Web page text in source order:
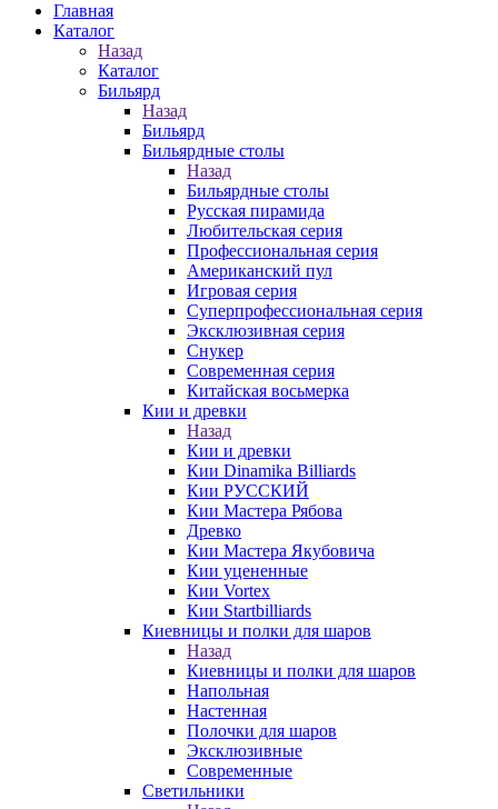
Главная
Каталог
Назад
Каталог
Бильярд
Назад
Бильярд
Бильярдные столы
Назад
Бильярдные столы
Русская пирамида
Любительская серия
Профессиональная серия
Американский пул
Игровая серия
Суперпрофессиональная серия
Эксклюзивная серия
Снукер
Современная серия
Китайская восьмерка
Кии и древки
Назад
Кии и древки
Кии Dinamika Billiards
Кии РУССКИЙ
Кии Мастера Рябова
Древко
Кии Мастера Якубовича
Кии уцененные
Кии Vortex
Кии Startbilliards
Киевницы и полки для шаров
Назад
Киевницы и полки для шаров
Напольная
Настенная
Полочки для шаров
Эксклюзивные
Современные
Светильники